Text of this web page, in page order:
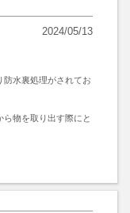
2024/05/13
防水裏処理がされてお
ら物を取り出す際にと